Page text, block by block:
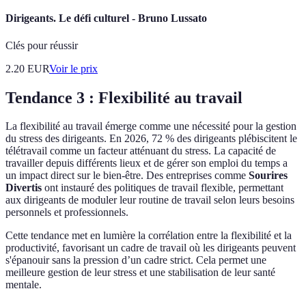
Dirigeants. Le défi culturel - Bruno Lussato
Clés pour réussir
2.20 EURVoir le prix
Tendance 3 : Flexibilité au travail
La flexibilité au travail émerge comme une nécessité pour la gestion
du stress des dirigeants. En 2026, 72 % des dirigeants plébiscitent le
télétravail comme un facteur atténuant du stress. La capacité de
travailler depuis différents lieux et de gérer son emploi du temps a
un impact direct sur le bien-être. Des entreprises comme Sourires
Divertis ont instauré des politiques de travail flexible, permettant
aux dirigeants de moduler leur routine de travail selon leurs besoins
personnels et professionnels.
Cette tendance met en lumière la corrélation entre la flexibilité et la
productivité, favorisant un cadre de travail où les dirigeants peuvent
s'épanouir sans la pression d’un cadre strict. Cela permet une
meilleure gestion de leur stress et une stabilisation de leur santé
mentale.